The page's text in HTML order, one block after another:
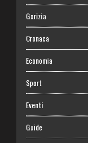
Gorizia
Cronaca
Economia
Sport
Eventi
Guide